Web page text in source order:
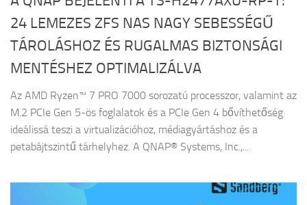
24 LEMEZES ZFS NAS NAGY SEBESSÉGŰ
TÁROLÁSHOZ ÉS RUGALMAS BIZTONSÁGI
MENTÉSHEZ OPTIMALIZÁLVA
Az AMD Ryzen™ 7 PRO 7000 sorozatú processzor, valamint az
M.2 PCIe Gen 5-ös foglalatok és a PCIe Gen 4 bővíthetőség
ideálissá teszi a virtualizációhoz, médiagyártáshoz és a
petabájtszintű tárhelyhez. A QNAP® Systems, Inc.,...